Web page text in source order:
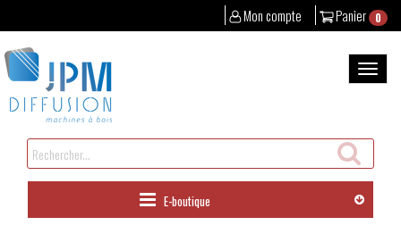
Panier 0
Mon compte
au
contenu
la
Rechercher
un
produit
E-boutique